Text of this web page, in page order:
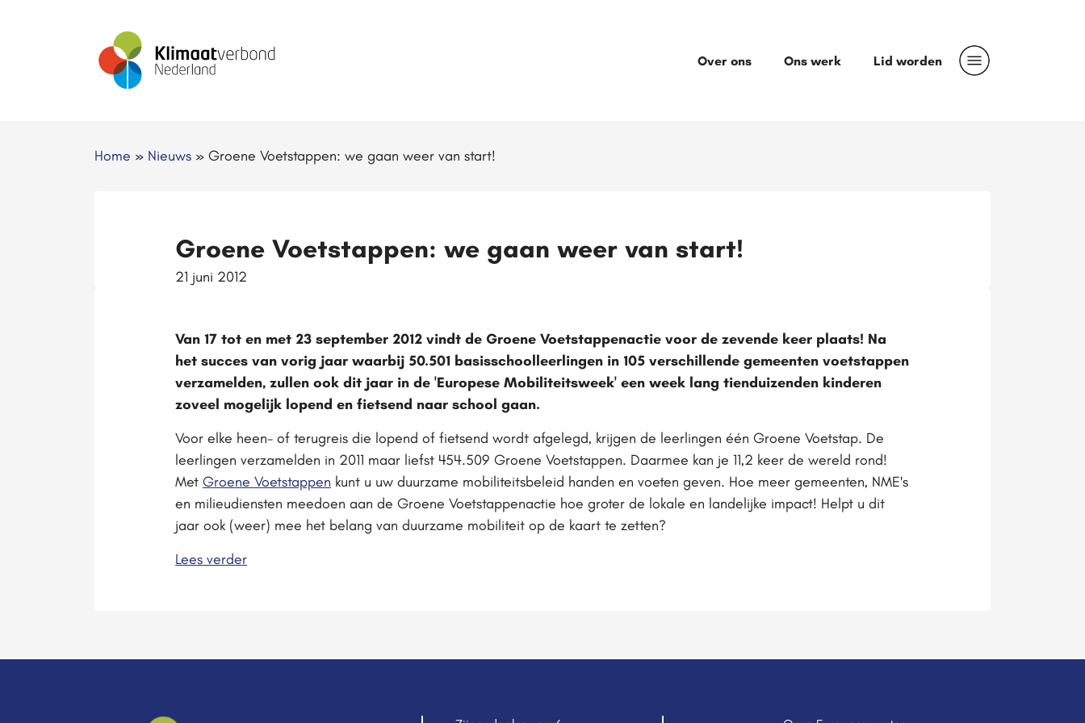
Over ons Ons werk Lid worden
Home » Nieuws » Groene Voetstappen: we gaan weer van start!
Groene Voetstappen: we gaan weer van start!
21 juni 2012
Van 17 tot en met 23 september 2012 vindt de Groene Voetstappenactie voor de zevende keer plaats! Na
het succes van vorig jaar waarbij 50.501 basisschoolleerlingen in 105 verschillende gemeenten voetstappen
verzamelden, zullen ook dit jaar in de 'Europese Mobiliteitsweek' een week lang tienduizenden kinderen
zoveel mogelijk lopend en fietsend naar school gaan.
Voor elke heen- of terugreis die lopend of fietsend wordt afgelegd, krijgen de leerlingen één Groene Voetstap. De
leerlingen verzamelden in 2011 maar liefst 454.509 Groene Voetstappen. Daarmee kan je 11,2 keer de wereld rond!
Met Groene Voetstappen kunt u uw duurzame mobiliteitsbeleid handen en voeten geven. Hoe meer gemeenten, NME's
en milieudiensten meedoen aan de Groene Voetstappenactie hoe groter de lokale en landelijke impact! Helpt u dit
jaar ook (weer) mee het belang van duurzame mobiliteit op de kaart te zetten?
Lees verder